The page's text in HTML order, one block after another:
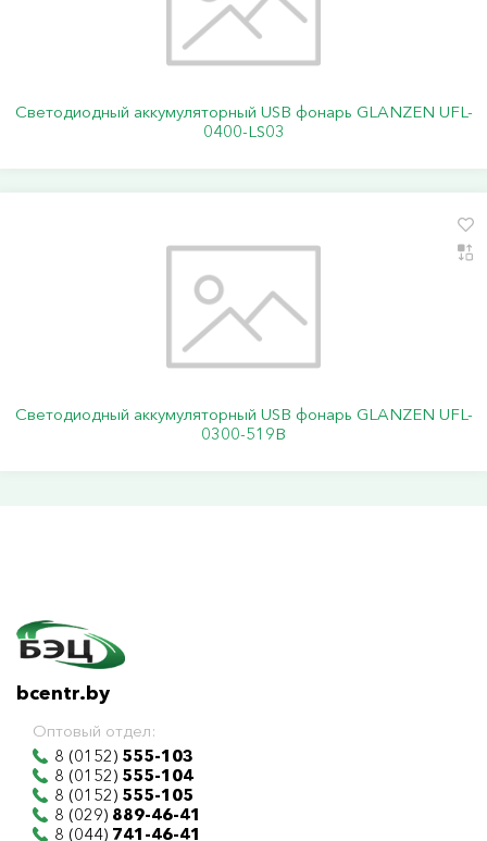
Светодиодный аккумуляторный USB фонарь GLANZEN UFL-
0400-LS03
Светодиодный аккумуляторный USB фонарь GLANZEN UFL-
0300-519B
bcentr.by
Оптовый отдел:
8 (0152) 555-103
8 (0152) 555-104
8 (0152) 555-105
8 (029) 889-46-41
8 (044) 741-46-41